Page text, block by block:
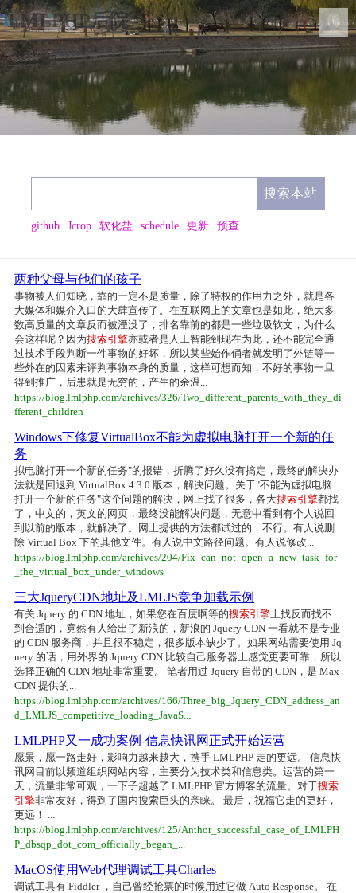
LMLPHP后院
github Jcrop 软化盐 schedule 更新 预查
两种父母与他们的孩子
事物被人们知晓，靠的一定不是质量，除了特权的作用力之外，就是各
大媒体和媒介入口的大肆宣传了。在互联网上的文章也是如此，绝大多
数高质量的文章反而被湮没了，排名靠前的都是一些垃圾软文，为什么
会这样呢？因为搜索引擎亦或者是人工智能到现在为此，还不能完全通
过技术手段判断一件事物的好坏，所以某些始作俑者就发明了外链等一
些外在的因素来评判事物本身的质量，这样可想而知，不好的事物一旦
得到推广，后患就是无穷的，产生的余温...
https://blog.lmlphp.com/archives/326/Two_different_parents_with_they_di
fferent_children
Windows下修复VirtualBox不能为虚拟电脑打开一个新的任
务
拟电脑打开一个新的任务"的报错，折腾了好久没有搞定，最终的解决办
法就是回退到 VirtualBox 4.3.0 版本，解决问题。关于"不能为虚拟电脑
打开一个新的任务"这个问题的解决，网上找了很多，各大搜索引擎都找
了，中文的，英文的网页，最终没能解决问题，无意中看到有个人说回
到以前的版本，就解决了。网上提供的方法都试过的，不行。有人说删
除 Virtual Box 下的其他文件。有人说中文路径问题。有人说修改...
https://blog.lmlphp.com/archives/204/Fix_can_not_open_a_new_task_for
_the_virtual_box_under_windows
三大JqueryCDN地址及LMLJS竞争加载示例
有关 Jquery 的 CDN 地址，如果您在百度啊等的搜索引擎上找反而找不
到合适的，竟然有人给出了新浪的，新浪的 Jquery CDN 一看就不是专业
的 CDN 服务商，并且很不稳定，很多版本缺少了。如果网站需要使用 Jq
uery 的话，用外界的 Jquery CDN 比较自己服务器上感觉更要可靠，所以
选择正确的 CDN 地址非常重要。 笔者用过 Jquery 自带的 CDN，是 Max
CDN 提供的...
https://blog.lmlphp.com/archives/166/Three_big_Jquery_CDN_address_an
d_LMLJS_competitive_loading_JavaS...
LMLPHP又一成功案例-信息快讯网正式开始运营
愿景，愿一路走好，影响力越来越大，携手 LMLPHP 走的更远。 信息快
讯网目前以频道组织网站内容，主要分为技术类和信息类。运营的第一
天，流量非常可观，一下子超越了 LMLPHP 官方博客的流量。对于搜索
引擎非常友好，得到了国内搜索巨头的亲睐。 最后，祝福它走的更好，
更远！ ...
https://blog.lmlphp.com/archives/125/Anthor_successful_case_of_LMLPH
P_dbsqp_dot_com_officially_began_...
MacOS使用Web代理调试工具Charles
调试工具有 Fiddler ，自己曾经抢票的时候用过它做 Auto Response。 在